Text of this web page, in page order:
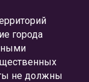
города
не должны